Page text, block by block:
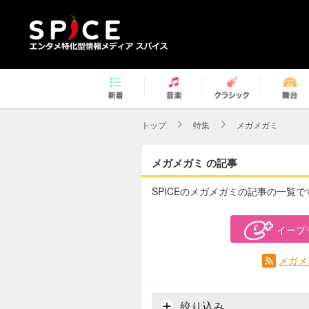
トップ 特集 メガメガミ
メガメガミ の記事
SPICEのメガメガミの記事の一覧で
イープ
メガ